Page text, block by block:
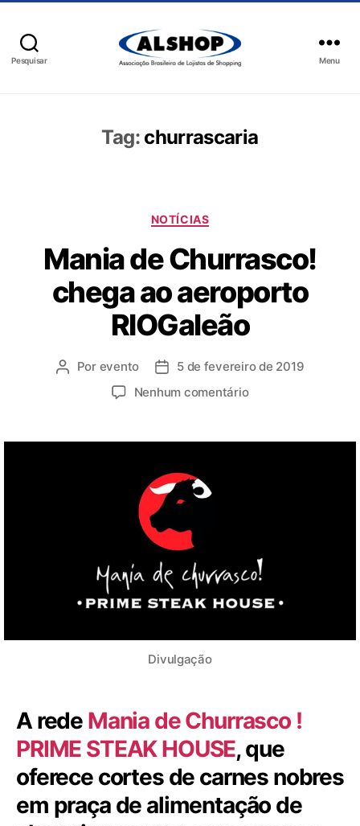
Pesquisar Menu
Tag:churrascaria
NOTÍCIAS
Mania de Churrasco!
chega ao aeroporto
RIOGaleão
Por evento
5 de fevereiro de 2019
Nenhum comentário
Divulgação
A rede Mania de Churrasco !
PRIME STEAK HOUSE, que
oferece cortes de carnes nobres
em praça de alimentação de